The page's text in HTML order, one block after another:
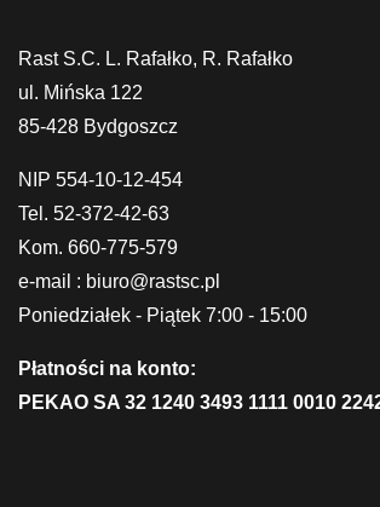
Rast S.C. L. Rafałko, R. Rafałko
ul. Mińska 122
85-428 Bydgoszcz
NIP 554-10-12-454
Tel. 52-372-42-63
Kom. 660-775-579
e-mail : biuro@rastsc.pl
Poniedziałek - Piątek 7:00 - 15:00
Płatności na konto:
PEKAO SA 32 1240 3493 1111 0010